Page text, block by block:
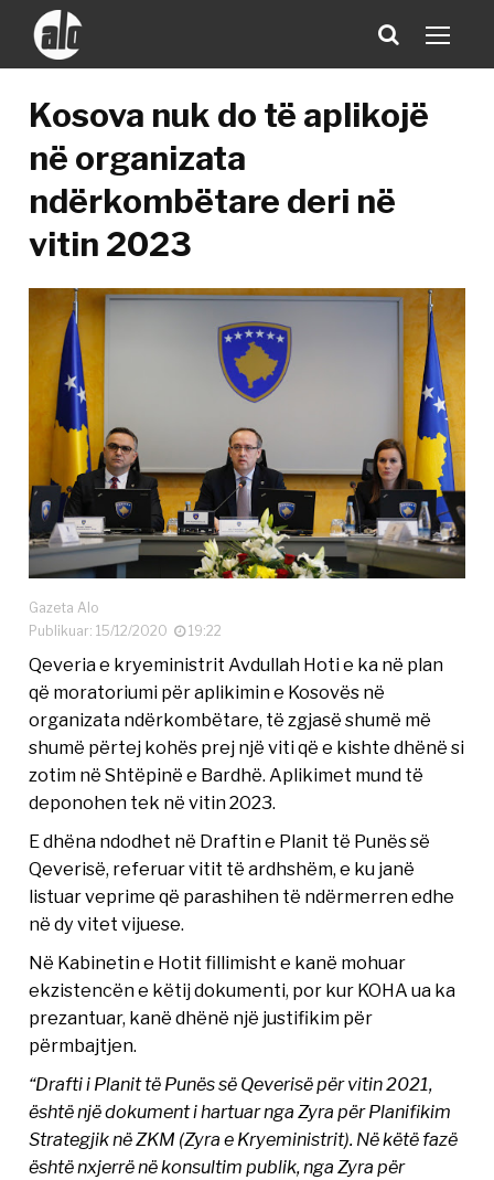
Kosova nuk do të aplikojë
në organizata
ndërkombëtare deri në
vitin 2023
Gazeta Alo
Publikuar: 15/12/2020
19:22
Qeveria e kryeministrit Avdullah Hoti e ka në plan
që moratoriumi për aplikimin e Kosovës në
organizata ndërkombëtare, të zgjasë shumë më
shumë përtej kohës prej një viti që e kishte dhënë si
zotim në Shtëpinë e Bardhë. Aplikimet mund të
deponohen tek në vitin 2023.
E dhëna ndodhet në Draftin e Planit të Punës së
Qeverisë, referuar vitit të ardhshëm, e ku janë
listuar veprime që parashihen të ndërmerren edhe
në dy vitet vijuese.
Në Kabinetin e Hotit fillimisht e kanë mohuar
ekzistencën e këtij dokumenti, por kur KOHA ua ka
prezantuar, kanë dhënë një justifikim për
përmbajtjen.
“Drafti i Planit të Punës së Qeverisë për vitin 2021,
është një dokument i hartuar nga Zyra për Planifikim
Strategjik në ZKM (Zyra e Kryeministrit). Në këtë fazë
është nxjerrë në konsultim publik, nga Zyra për